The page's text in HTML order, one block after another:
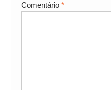
Comentário *